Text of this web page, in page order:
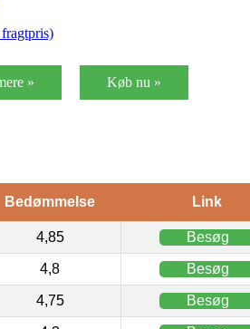
» Køb nu »
Bedømmelse Link
4,85 Besøg
4,8 Besøg
4,75 Besøg